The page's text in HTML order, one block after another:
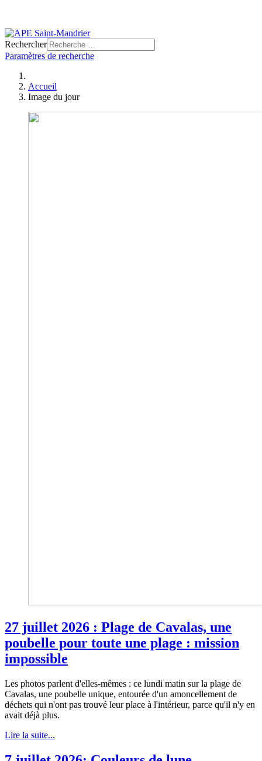
Rechercher
Paramètres de recherche
Accueil
Image du jour
27 juillet 2026 : Plage de Cavalas, une
poubelle pour toute une plage : mission
impossible
Les photos parlent d'elles-mêmes : ce lundi matin sur la plage de
Cavalas, une poubelle unique, entourée d'un amoncellement de
déchets qui n'ont pas trouvé leur place à l'intérieur, parce qu'il n'y en
avait déjà plus.
Lire la suite...